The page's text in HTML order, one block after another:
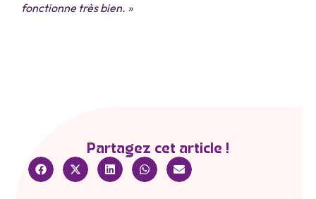
fonctionne très bien. »
Partagez cet article !